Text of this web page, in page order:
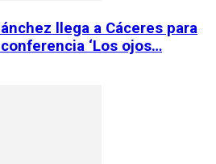
llega a Cáceres para
‘Los ojos…